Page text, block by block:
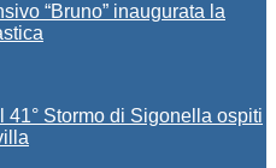
“Bruno” inaugurata la
41° Stormo di Sigonella ospiti